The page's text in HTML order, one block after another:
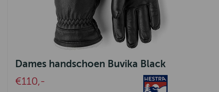
Dames handschoen Buvika Black
€110,-